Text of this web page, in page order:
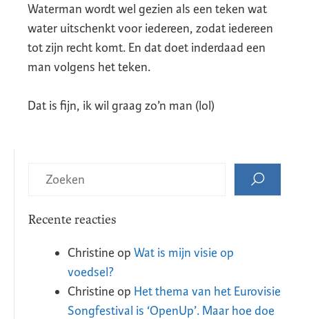
Waterman wordt wel gezien als een teken wat
water uitschenkt voor iedereen, zodat iedereen
tot zijn recht komt. En dat doet inderdaad een
man volgens het teken.
Dat is fijn, ik wil graag zo’n man (lol)
Recente reacties
Christine op Wat is mijn visie op
voedsel?
Christine op Het thema van het Eurovisie
Songfestival is ‘OpenUp’. Maar hoe doe